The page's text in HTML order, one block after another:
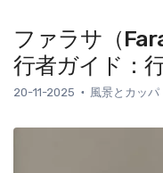
ファラサ（
行者ガイド：
20-11-2025 風景とカッパ